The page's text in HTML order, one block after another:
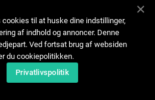
oss
Sitemap
til at huske dine indstillinger,
af indhold og annoncer. Denne
Ved fortsat brug af websiden
du cookiepolitikken.
Privatlivspolitik